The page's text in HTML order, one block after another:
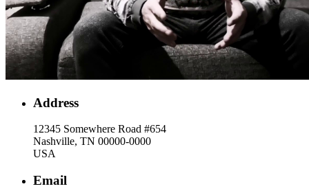
Address
12345 Somewhere Road #654
Nashville, TN 00000-0000
USA
Email